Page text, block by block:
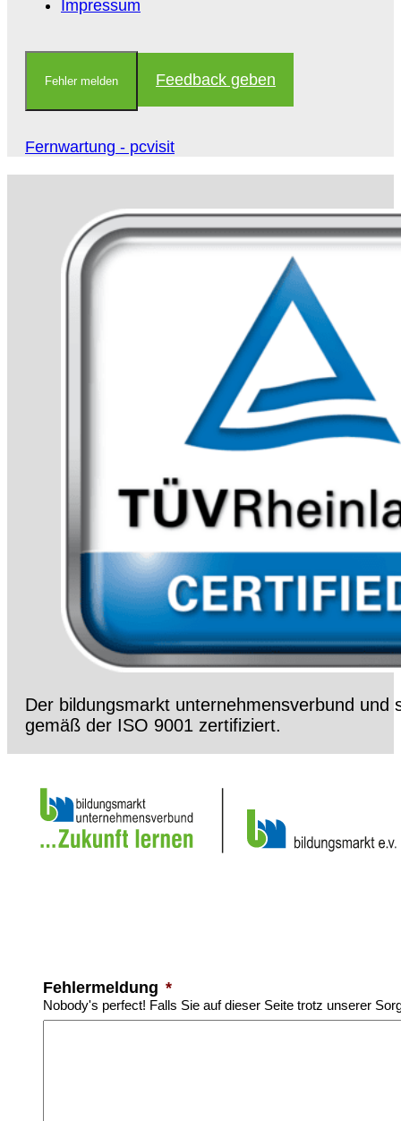
Impressum
Fehler melden Feedback geben
Fernwartung - pcvisit
Der bildungsmarkt unternehmensverbund und
gemäß der ISO 9001 zertifiziert.
Fehlermeldung *
Nobody's perfect! Falls Sie auf dieser Seite trotz unserer